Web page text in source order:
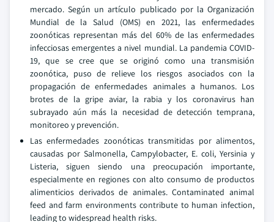
mercado. Según un artículo publicado por la Organización
Mundial de la Salud (OMS) en 2021, las enfermedades
zoonóticas representan más del 60% de las enfermedades
infecciosas emergentes a nivel mundial. La pandemia COVID-
19, que se cree que se originó como una transmisión
zoonótica, puso de relieve los riesgos asociados con la
propagación de enfermedades animales a humanos. Los
brotes de la gripe aviar, la rabia y los coronavirus han
subrayado aún más la necesidad de detección temprana,
monitoreo y prevención.
Las enfermedades zoonóticas transmitidas por alimentos,
causadas por Salmonella, Campylobacter, E. coli, Yersinia y
Listeria, siguen siendo una preocupación importante,
especialmente en regiones con alto consumo de productos
alimenticios derivados de animales. Contaminated animal
feed and farm environments contribute to human infection,
leading to widespread health risks.